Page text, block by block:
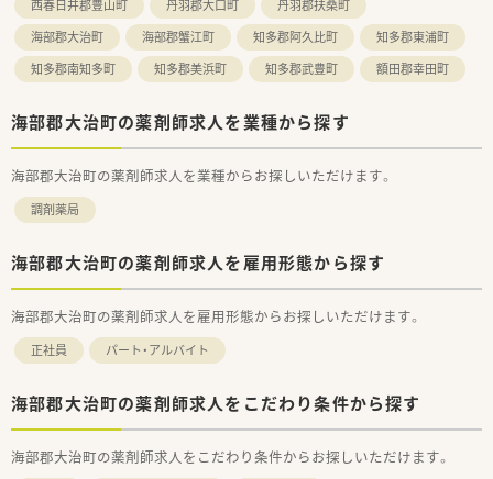
西春日井郡豊山町
丹羽郡大口町
丹羽郡扶桑町
海部郡大治町
海部郡蟹江町 知多郡阿久比町
知多郡東浦町
知多郡南知多町
知多郡美浜町 知多郡武豊町 額田郡幸田町
海部郡大治町の薬剤師求人を業種から探す
海部郡大治町の薬剤師求人を業種からお探しいただけます。
調剤薬局
海部郡大治町の薬剤師求人を雇用形態から探す
海部郡大治町の薬剤師求人を雇用形態からお探しいただけます。
正社員 パート・アルバイト
海部郡大治町の薬剤師求人をこだわり条件から探す
海部郡大治町の薬剤師求人をこだわり条件からお探しいただけます。